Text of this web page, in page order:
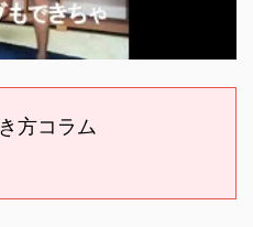
方コラム